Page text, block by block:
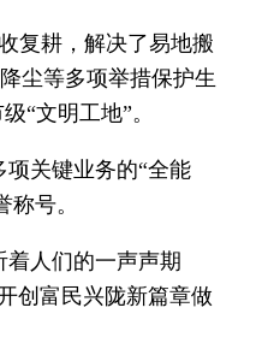
复耕，解决了易地搬
尘等多项举措保护生
“文明工地”。
关键业务的“全能
号。
人们的一声声期
创富民兴陇新篇章做